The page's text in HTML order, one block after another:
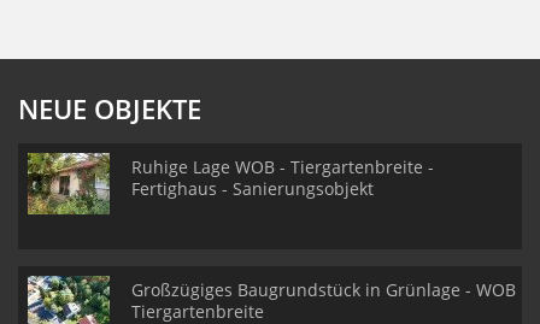
NEUE OBJEKTE
Ruhige Lage WOB - Tiergartenbreite -
Fertighaus - Sanierungsobjekt
Großzügiges Baugrundstück in Grünlage - WOB
Tiergartenbreite